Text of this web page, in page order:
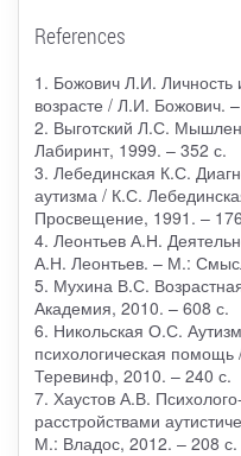
References
1. Божович Л.И.
возрасте / Л.И. Божович.
2. Выготский Л.С.
Лабиринт, 1999. – 352 с.
3. Лебединская К.С.
аутизма / К.С.
Просвещение, 1991. –
4. Леонтьев А.Н.
А.Н. Леонтьев. – М.:
5. Мухина В.С.
Академия, 2010. – 608 с.
6. Никольская О.С.
психологическая
Теревинф, 2010. – 240 с.
7. Хаустов А.В.
расстройствами
М.: Владос, 2012. – 208 с.